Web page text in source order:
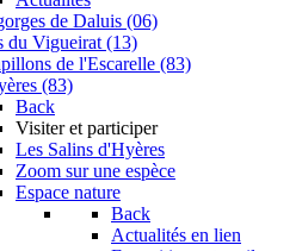
de Daluis (06)
du Vigueirat (13)
de l'Escarelle (83)
(83)
Back
Visiter et participer
Les Salins d'Hyères
Zoom sur une espèce
Espace nature
Back
Actualités en lien